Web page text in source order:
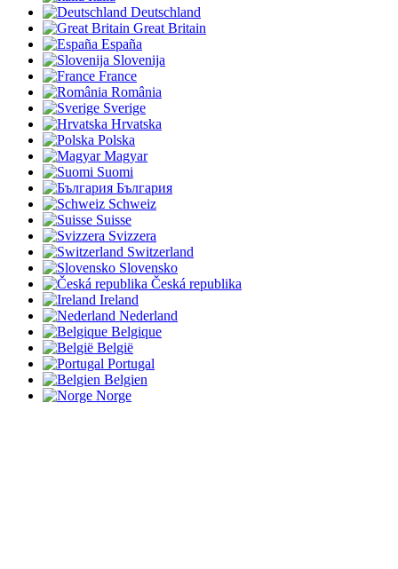
Deutschland
Great Britain
España
Slovenija
France
România
Sverige
Hrvatska
Polska
Magyar
Suomi
България
Schweiz
Suisse
Svizzera
Switzerland
Slovensko
Česká republika
Ireland
Nederland
Belgique
België
Portugal
Belgien
Norge